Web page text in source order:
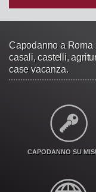
Capodanno a Roma
casali, castelli,
case vacanza.
CAPODANNO SU